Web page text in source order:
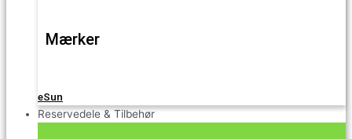
Mærker
eSun
Reservedele & Tilbehør